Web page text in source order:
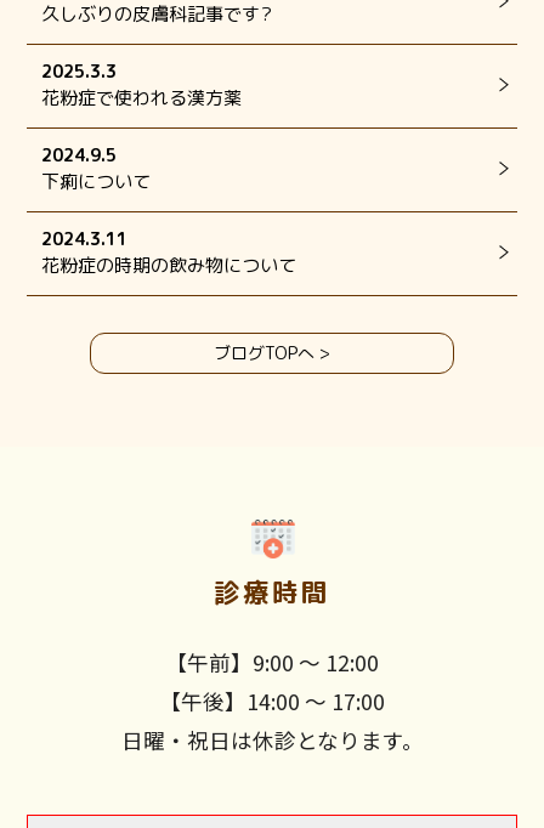
久しぶりの皮膚科記事です?️
2025.3.3
花粉症で使われる漢方薬
2024.9.5
下痢について
2024.3.11
花粉症の時期の飲み物について
ブログTOPへ
診療時間
【午前】9:00 〜 12:00
【午後】14:00 〜 17:00
日曜・祝日は休診となります。